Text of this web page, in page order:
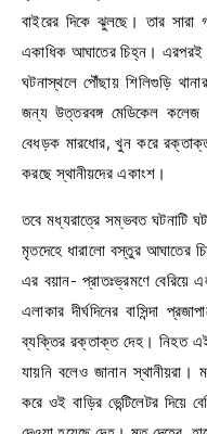
বাইরের দিকে ঝুলছে। তার সারা
একাধিক আঘাতের চিহ্ন। এরপরই
ঘটনাস্থলে পৌঁছায় শিলিগুড়ি
জন্য উত্তরবঙ্গ মেডিকেল কলেজ
বেধড়ক মারধোর, খুন করে
করছে স্থানীয়দের একাংশ।
তবে মধ্যরাত্রে সম্ভবত ঘটনাটি
মৃতদেহে ধারালো বস্তুর আঘাতের
এর বয়ান- প্রাতঃভ্রমণে বেরিয়ে
এলাকার দীর্ঘদিনের বাসিন্দা
ব্যক্তির রক্তাক্ত দেহ। নিহত
যায়নি বলেও জানান স্থানীয়রা।
করে ওই বাড়ির ভেন্টিলেটর দিয়ে